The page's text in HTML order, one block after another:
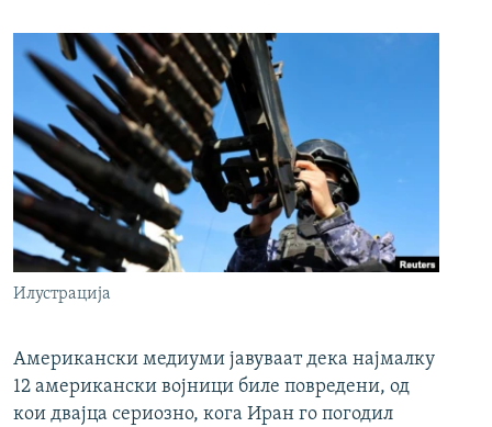
Илустрација
Американски медиуми јавуваат дека најмалку
12 американски војници биле повредени, од
кои двајца сериозно, кога Иран го погодил